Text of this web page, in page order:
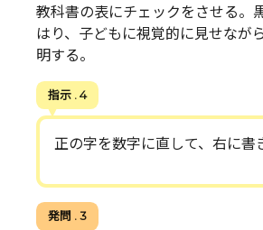
教科書の表にチェックをさせる。
はり、子どもに視覚的に見せなが
明する。
指示 . 4
正の字を数字に直して、右に書
発問 . 3